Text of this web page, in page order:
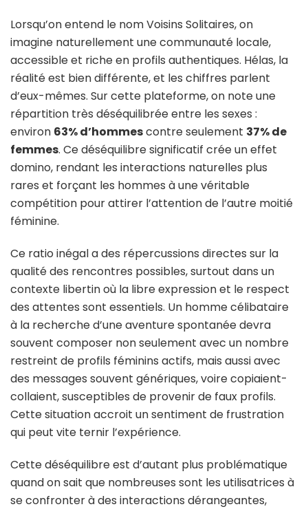
Lorsqu’on entend le nom Voisins Solitaires, on
imagine naturellement une communauté locale,
accessible et riche en profils authentiques. Hélas, la
réalité est bien différente, et les chiffres parlent
d’eux-mêmes. Sur cette plateforme, on note une
répartition très déséquilibrée entre les sexes :
environ 63% d’hommescontre seulement 37% de
femmes. Ce déséquilibre significatif crée un effet
domino, rendant les interactions naturelles plus
rares et forçant les hommes à une véritable
compétition pour attirer l’attention de l’autre moitié
féminine.
Ce ratio inégal a des répercussions directes sur la
qualité des rencontres possibles, surtout dans un
contexte libertin où la libre expression et le respect
des attentes sont essentiels. Un homme célibataire
à la recherche d’une aventure spontanée devra
souvent composer non seulement avec un nombre
restreint de profils féminins actifs, mais aussi avec
des messages souvent génériques, voire copiaient-
collaient, susceptibles de provenir de faux profils.
Cette situation accroit un sentiment de frustration
qui peut vite ternir l’expérience.
Cette déséquilibre est d’autant plus problématique
quand on sait que nombreuses sont les utilisatrices à
se confronter à des interactions dérangeantes,